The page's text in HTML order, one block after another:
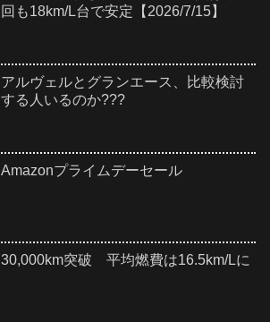
回も18km/L台で安定【2026/7/15】
アルヴェルとグランエース、比較検討
する人いるのか???
Amazonプライムデーセール
30,000km突破 平均燃費は16.5km/Lに